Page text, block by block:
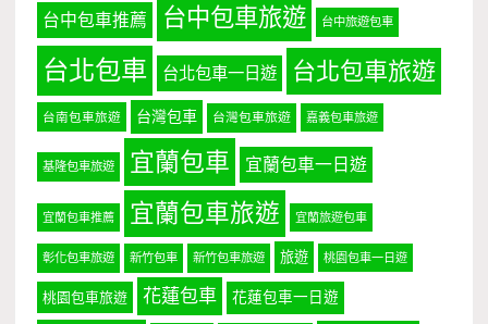
台中包車推薦 台中包車旅遊 台中旅遊包車
台北包車 台北包車一日遊 台北包車旅遊
台南包車旅遊 台灣包車 台灣包車旅遊 嘉義包車旅遊
基隆包車旅遊 宜蘭包車 宜蘭包車一日遊
宜蘭包車推薦 宜蘭包車旅遊 宜蘭旅遊包車
彰化包車旅遊 新竹包車 新竹包車旅遊 旅遊 桃園包車一日遊
桃園包車旅遊 花蓮包車 花蓮包車一日遊